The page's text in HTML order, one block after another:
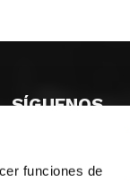
funciones de
SÍGUENOS